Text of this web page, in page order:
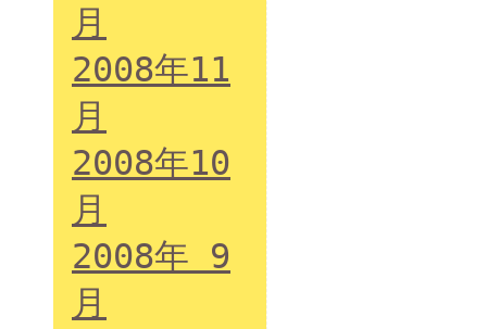
月
2008年11
月
2008年10
月
2008年 9
月